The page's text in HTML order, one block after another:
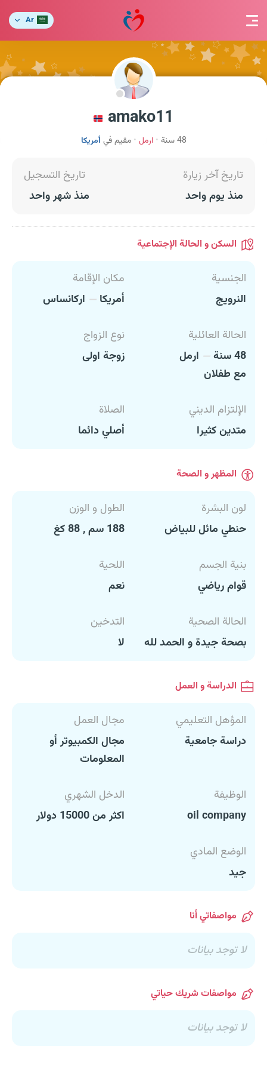
Ar
amako11
48 سنة ارمل مقيم في أمريكا
تاريخ آخر زيارة
منذ يوم واحد
تاريخ التسجيل
منذ شهر واحد
السكن و الحالة الإجتماعية
الجنسية
النرويج
مكان الإقامة
أمريكا
اركانساس
الحالة العائلية
48 سنة
ارمل
مع طفلان
نوع الزواج
زوجة اولى
الإلتزام الديني
متدين كثيرا
الصلاة
أصلي دائما
المظهر و الصحة
لون البشرة
حنطي مائل للبياض
الطول و الوزن
188 سم , 88 كغ
بنية الجسم
قوام رياضي
اللحية
نعم
الحالة الصحية
بصحة جيدة و الحمد لله
التدخين
لا
الدراسة و العمل
المؤهل التعليمي
دراسة جامعية
مجال العمل
مجال الكمبيوتر أو
المعلومات
الوظيفة
oil company
الدخل الشهري
اكثر من 15000 دولار
الوضع المادي
جيد
مواصفاتي أنا
لا توجد بيانات
مواصفات شريك حياتي
لا توجد بيانات